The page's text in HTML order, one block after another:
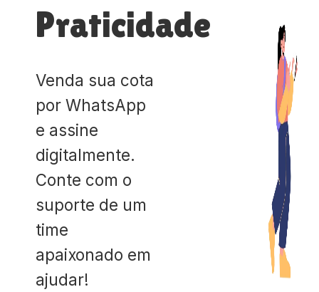
Praticidade
Venda sua cota
por WhatsApp
e assine
digitalmente.
Conte com o
suporte de um
time
apaixonado em
ajudar!